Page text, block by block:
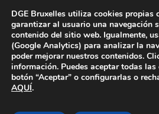
Asertividad
DGE Bruxelles utiliza cookies propias
garantizar al usuario una navegación
contenido del sitio web. Igualmente,
(Google Analytics) para analizar la
poder mejorar nuestros contenidos.
información. Puedes aceptar todas
botón “Aceptar” o configurarlas o
AQUÍ.